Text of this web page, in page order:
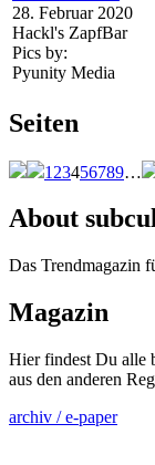
28. Februar 2020
Hackl's ZapfBar
Pics by:
Pyunity Media
Seiten
1 23456789…
About
Das Trendmagazin
Magazin
Hier findest Du alle
aus den anderen
archiv / e-paper